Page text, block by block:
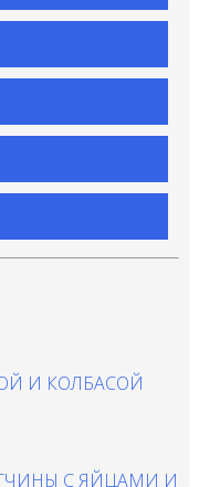
И КОЛБАСОЙ
С ЯЙЦАМИ И